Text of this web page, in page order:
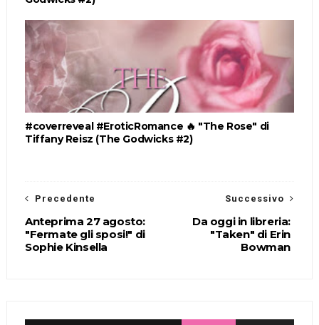
#coverreveal #EroticRomance 🔥 "The Rose" di
Tiffany Reisz (The Godwicks #2)
Successivo
Da oggi in libreria:
"Taken" di Erin
Bowman
Precedente
Anteprima 27 agosto:
"Fermate gli sposi!" di
Sophie Kinsella